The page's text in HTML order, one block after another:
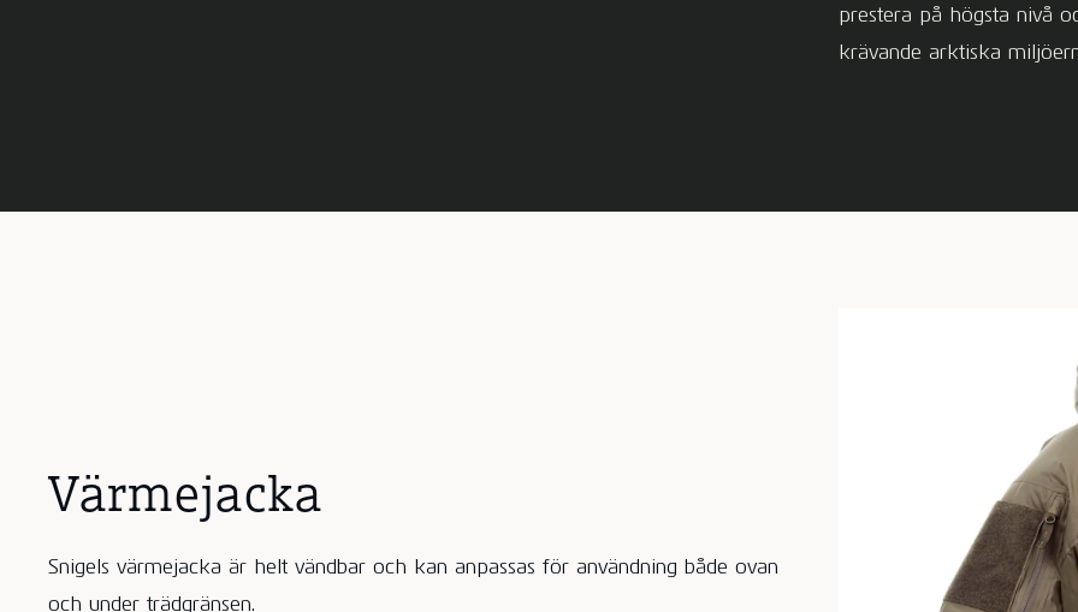
prestera på högsta nivå
krävande arktiska
Värmejacka
Snigels värmejacka är helt vändbar och kan anpassas för användning både ovan
och under trädgränsen.